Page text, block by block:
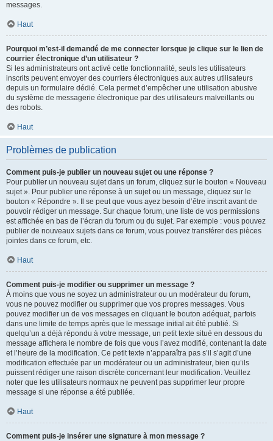
messages.
Haut
Pourquoi m’est-il demandé de me connecter lorsque je clique sur le lien de
courrier électronique d’un utilisateur ?
Si les administrateurs ont activé cette fonctionnalité, seuls les utilisateurs
inscrits peuvent envoyer des courriers électroniques aux autres utilisateurs
depuis un formulaire dédié. Cela permet d’empêcher une utilisation abusive
du système de messagerie électronique par des utilisateurs malveillants ou
des robots.
Haut
Problèmes de publication
Comment puis-je publier un nouveau sujet ou une réponse ?
Pour publier un nouveau sujet dans un forum, cliquez sur le bouton « Nouveau
sujet ». Pour publier une réponse à un sujet ou un message, cliquez sur le
bouton « Répondre ». Il se peut que vous ayez besoin d’être inscrit avant de
pouvoir rédiger un message. Sur chaque forum, une liste de vos permissions
est affichée en bas de l’écran du forum ou du sujet. Par exemple : vous pouvez
publier de nouveaux sujets dans ce forum, vous pouvez transférer des pièces
jointes dans ce forum, etc.
Haut
Comment puis-je modifier ou supprimer un message ?
À moins que vous ne soyez un administrateur ou un modérateur du forum,
vous ne pouvez modifier ou supprimer que vos propres messages. Vous
pouvez modifier un de vos messages en cliquant le bouton adéquat, parfois
dans une limite de temps après que le message initial ait été publié. Si
quelqu’un a déjà répondu à votre message, un petit texte situé en dessous du
message affichera le nombre de fois que vous l’avez modifié, contenant la date
et l’heure de la modification. Ce petit texte n’apparaîtra pas s’il s’agit d’une
modification effectuée par un modérateur ou un administrateur, bien qu’ils
puissent rédiger une raison discrète concernant leur modification. Veuillez
noter que les utilisateurs normaux ne peuvent pas supprimer leur propre
message si une réponse a été publiée.
Haut
Comment puis-je insérer une signature à mon message ?